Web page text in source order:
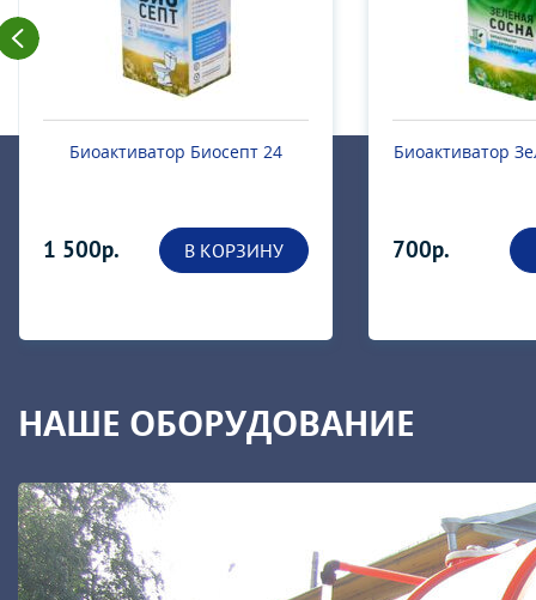
Биоактиватор Биосепт 24
1 500р. В КОРЗИНУ
Биоактиватор
700р.
НАШЕ ОБОРУДОВАНИЕ